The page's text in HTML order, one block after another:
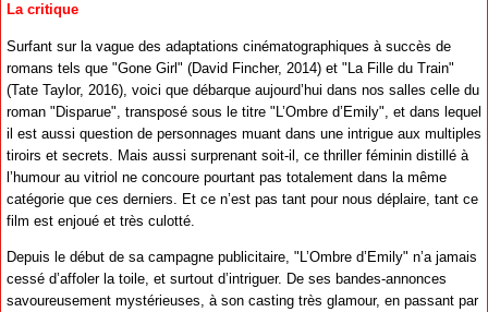
La critique
Surfant sur la vague des adaptations cinématographiques à succès de
romans tels que "Gone Girl" (David Fincher, 2014) et "La Fille du Train"
(Tate Taylor, 2016), voici que débarque aujourd’hui dans nos salles celle du
roman "Disparue", transposé sous le titre "L’Ombre d’Emily", et dans lequel
il est aussi question de personnages muant dans une intrigue aux multiples
tiroirs et secrets. Mais aussi surprenant soit-il, ce thriller féminin distillé à
l’humour au vitriol ne concoure pourtant pas totalement dans la même
catégorie que ces derniers. Et ce n’est pas tant pour nous déplaire, tant ce
film est enjoué et très culotté.
Depuis le début de sa campagne publicitaire, "L’Ombre d’Emily" n’a jamais
cessé d’affoler la toile, et surtout d’intriguer. De ses bandes-annonces
savoureusement mystérieuses, à son casting très glamour, en passant par